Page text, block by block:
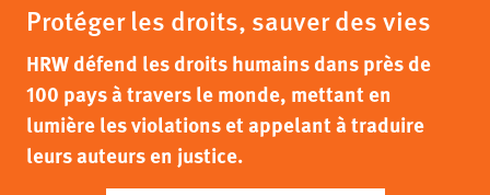
Protéger les droits, sauver des vies
HRW défend les droits humains dans près de
100 pays à travers le monde, mettant en
lumière les violations et appelant à traduire
leurs auteurs en justice.